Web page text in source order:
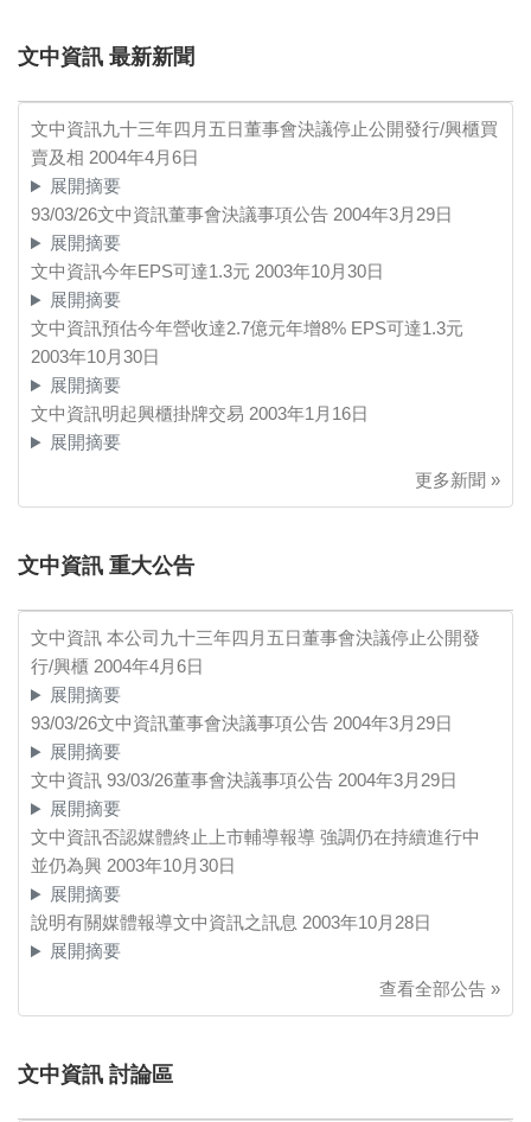
文中資訊 最新新聞
文中資訊九十三年四月五日董事會決議停止公開發行/興櫃買
賣及相 2004年4月6日
展開摘要
93/03/26文中資訊董事會決議事項公告 2004年3月29日
展開摘要
文中資訊今年EPS可達1.3元 2003年10月30日
展開摘要
文中資訊預估今年營收達2.7億元年增8% EPS可達1.3元
2003年10月30日
展開摘要
文中資訊明起興櫃掛牌交易 2003年1月16日
展開摘要
更多新聞 »
文中資訊 重大公告
文中資訊 本公司九十三年四月五日董事會決議停止公開發
行/興櫃 2004年4月6日
展開摘要
93/03/26文中資訊董事會決議事項公告 2004年3月29日
展開摘要
文中資訊 93/03/26董事會決議事項公告 2004年3月29日
展開摘要
文中資訊否認媒體終止上市輔導報導 強調仍在持續進行中
並仍為興 2003年10月30日
展開摘要
說明有關媒體報導文中資訊之訊息 2003年10月28日
展開摘要
查看全部公告 »
文中資訊 討論區